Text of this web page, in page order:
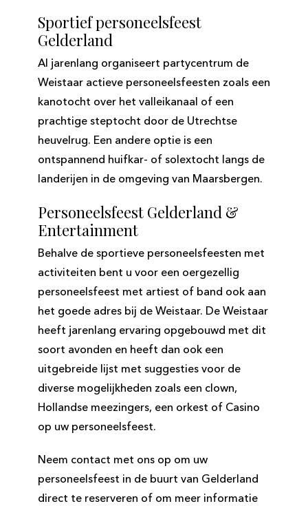
Sportief personeelsfeest
Gelderland
Al jarenlang organiseert partycentrum de
Weistaar actieve personeelsfeesten zoals een
kanotocht over het valleikanaal of een
prachtige steptocht door de Utrechtse
heuvelrug. Een andere optie is een
ontspannend huifkar- of solextocht langs de
landerijen in de omgeving van Maarsbergen.
Personeelsfeest Gelderland &
Entertainment
Behalve de sportieve personeelsfeesten met
activiteiten bent u voor een oergezellig
personeelsfeest met artiest of band ook aan
het goede adres bij de Weistaar. De Weistaar
heeft jarenlang ervaring opgebouwd met dit
soort avonden en heeft dan ook een
uitgebreide lijst met suggesties voor de
diverse mogelijkheden zoals een clown,
Hollandse meezingers, een orkest of Casino
op uw personeelsfeest.
Neem contact met ons op om uw
personeelsfeest in de buurt van Gelderland
direct te reserveren of om meer informatie